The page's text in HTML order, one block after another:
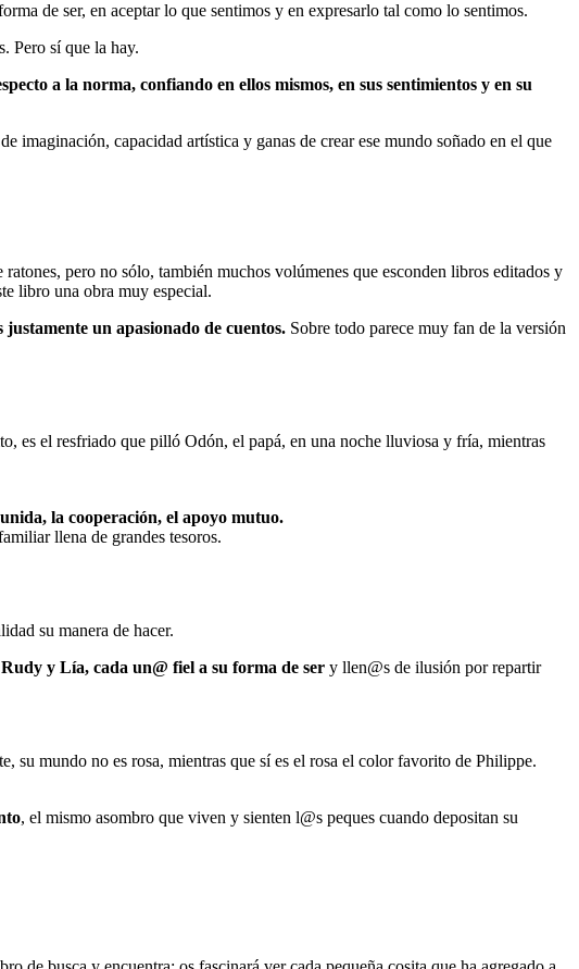
de ser, en aceptar lo que sentimos y en expresarlo tal como lo sentimos.
Pero sí que la hay.
a la norma, confiando en ellos mismos, en sus sentimientos y en su
imaginación, capacidad artística y ganas de crear ese mundo soñado en el que
ratones, pero no sólo, también muchos volúmenes que esconden libros editados y
libro una obra muy especial.
un apasionado de cuentos. Sobre todo parece muy fan de la versión
es el resfriado que pilló Odón, el papá, en una noche lluviosa y fría, mientras
la cooperación, el apoyo mutuo.
llena de grandes tesoros.
su manera de hacer.
y Lía, cada un@ fiel a su forma de ser y llen@s de ilusión por repartir
su mundo no es rosa, mientras que sí es el rosa el color favorito de Philippe.
, el mismo asombro que viven y sienten l@s peques cuando depositan su